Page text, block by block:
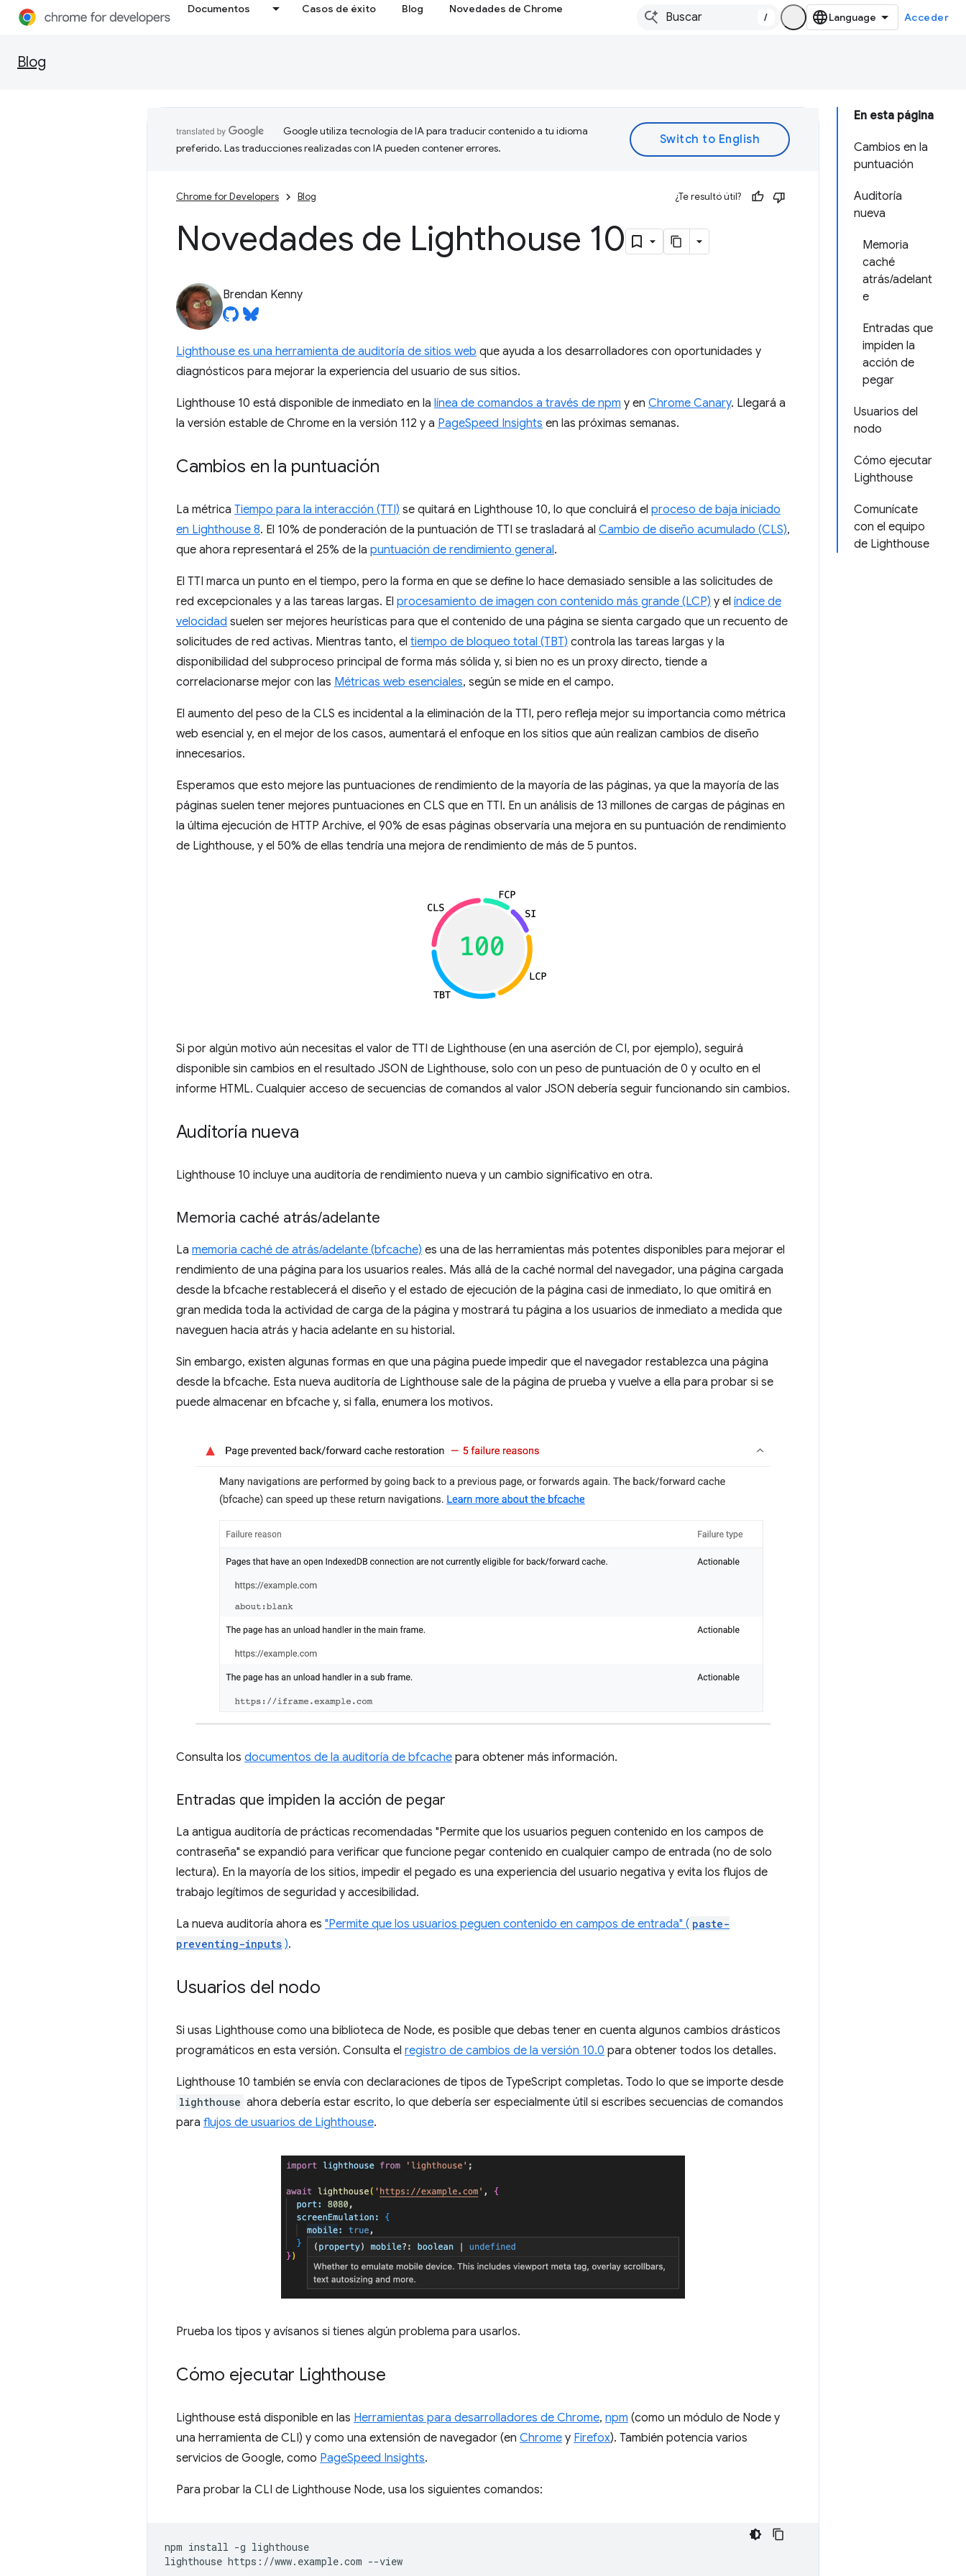
Documentos Casos de éxito Blog Novedades de Chrome
/ Acceder
Blog
En esta página
Cambios en la
puntuación
Auditoría
nueva
Memoria
caché
atrás/adelant
e
Entradas que
impiden la
acción de
pegar
Usuarios del
nodo
Cómo ejecutar
Lighthouse
Comunícate
con el equipo
de Lighthouse
Google utiliza tecnología de IA para traducir contenido a tu idioma
preferido. Las traducciones realizadas con IA pueden contener errores.
Chrome for Developers Blog ¿Te resultó útil?
Novedades de Lighthouse 10
Brendan Kenny
Lighthouse es una herramienta de auditoría de sitios web que ayuda a los desarrolladores con oportunidades y
diagnósticos para mejorar la experiencia del usuario de sus sitios.
Lighthouse 10 está disponible de inmediato en la línea de comandos a través de npm y en Chrome Canary. Llegará a
la versión estable de Chrome en la versión 112 y a PageSpeed Insights en las próximas semanas.
Cambios en la puntuación
La métrica Tiempo para la interacción (TTI) se quitará en Lighthouse 10, lo que concluirá el proceso de baja iniciado
en Lighthouse 8. El 10% de ponderación de la puntuación de TTI se trasladará al Cambio de diseño acumulado (CLS),
que ahora representará el 25% de la puntuación de rendimiento general.
El TTI marca un punto en el tiempo, pero la forma en que se define lo hace demasiado sensible a las solicitudes de
red excepcionales y a las tareas largas. El procesamiento de imagen con contenido más grande (LCP) y el índice de
velocidad suelen ser mejores heurísticas para que el contenido de una página se sienta cargado que un recuento de
solicitudes de red activas. Mientras tanto, el tiempo de bloqueo total (TBT) controla las tareas largas y la
disponibilidad del subproceso principal de forma más sólida y, si bien no es un proxy directo, tiende a
correlacionarse mejor con las Métricas web esenciales, según se mide en el campo.
El aumento del peso de la CLS es incidental a la eliminación de la TTI, pero refleja mejor su importancia como métrica
web esencial y, en el mejor de los casos, aumentará el enfoque en los sitios que aún realizan cambios de diseño
innecesarios.
Esperamos que esto mejore las puntuaciones de rendimiento de la mayoría de las páginas, ya que la mayoría de las
páginas suelen tener mejores puntuaciones en CLS que en TTI. En un análisis de 13 millones de cargas de páginas en
la última ejecución de HTTP Archive, el 90% de esas páginas observaría una mejora en su puntuación de rendimiento
de Lighthouse, y el 50% de ellas tendría una mejora de rendimiento de más de 5 puntos.
Si por algún motivo aún necesitas el valor de TTI de Lighthouse (en una aserción de CI, por ejemplo), seguirá
disponible sin cambios en el resultado JSON de Lighthouse, solo con un peso de puntuación de 0 y oculto en el
informe HTML. Cualquier acceso de secuencias de comandos al valor JSON debería seguir funcionando sin cambios.
Auditoría nueva
Lighthouse 10 incluye una auditoría de rendimiento nueva y un cambio significativo en otra.
Memoria caché atrás/adelante
La memoria caché de atrás/adelante (bfcache) es una de las herramientas más potentes disponibles para mejorar el
rendimiento de una página para los usuarios reales. Más allá de la caché normal del navegador, una página cargada
desde la bfcache restablecerá el diseño y el estado de ejecución de la página casi de inmediato, lo que omitirá en
gran medida toda la actividad de carga de la página y mostrará tu página a los usuarios de inmediato a medida que
naveguen hacia atrás y hacia adelante en su historial.
Sin embargo, existen algunas formas en que una página puede impedir que el navegador restablezca una página
desde la bfcache. Esta nueva auditoría de Lighthouse sale de la página de prueba y vuelve a ella para probar si se
puede almacenar en bfcache y, si falla, enumera los motivos.
Consulta los documentos de la auditoría de bfcache para obtener más información.
Entradas que impiden la acción de pegar
La antigua auditoría de prácticas recomendadas "Permite que los usuarios peguen contenido en los campos de
contraseña" se expandió para verificar que funcione pegar contenido en cualquier campo de entrada (no de solo
lectura). En la mayoría de los sitios, impedir el pegado es una experiencia del usuario negativa y evita los flujos de
trabajo legítimos de seguridad y accesibilidad.
La nueva auditoría ahora es "Permite que los usuarios peguen contenido en campos de entrada" ( paste-
preventing-inputs ).
Usuarios del nodo
Si usas Lighthouse como una biblioteca de Node, es posible que debas tener en cuenta algunos cambios drásticos
programáticos en esta versión. Consulta el registro de cambios de la versión 10.0 para obtener todos los detalles.
Lighthouse 10 también se envía con declaraciones de tipos de TypeScript completas. Todo lo que se importe desde
lighthouse ahora debería estar escrito, lo que debería ser especialmente útil si escribes secuencias de comandos
para flujos de usuarios de Lighthouse.
Prueba los tipos y avísanos si tienes algún problema para usarlos.
Cómo ejecutar Lighthouse
Lighthouse está disponible en las Herramientas para desarrolladores de Chrome, npm (como un módulo de Node y
una herramienta de CLI) y como una extensión de navegador (en Chrome y Firefox). También potencia varios
servicios de Google, como PageSpeed Insights.
Para probar la CLI de Lighthouse Node, usa los siguientes comandos:
npm install -g lighthouse